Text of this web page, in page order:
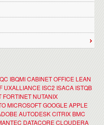
IBQMICABINET OFFICE LEAN
UXALLIANCE ISC2 ISACA ISTQB
FORTINET NUTANIX
MICROSOFTGOOGLEAPPLE
AUTODESKCITRIX BMC
DATACORECLOUDERA